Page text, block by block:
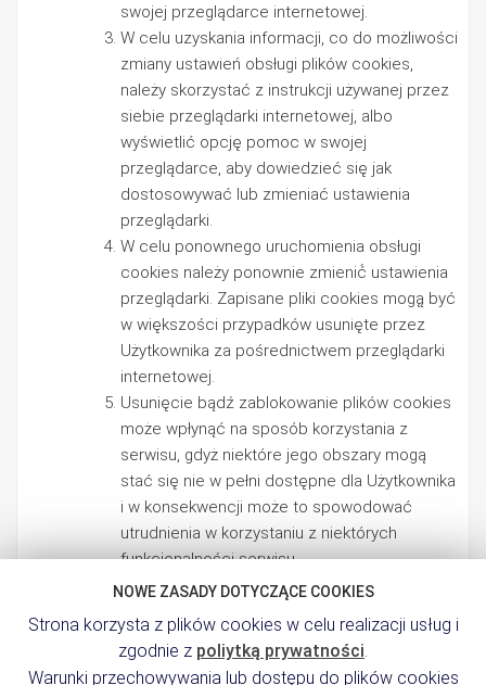
swojej przeglądarce internetowej.
W celu uzyskania informacji, co do możliwości
zmiany ustawień obsługi plików cookies,
należy skorzystać z instrukcji używanej przez
siebie przeglądarki internetowej, albo
wyświetlić opcję pomoc w swojej
przeglądarce, aby dowiedzieć się jak
dostosowywać lub zmieniać ustawienia
przeglądarki.
W celu ponownego uruchomienia obsługi
cookies należy ponownie zmienić́ ustawienia
przeglądarki. Zapisane pliki cookies mogą̨ być
w większości przypadków usunięte przez
Użytkownika za pośrednictwem przeglądarki
internetowej.
Usunięcie bądź zablokowanie plików cookies
może wpłynąć na sposób korzystania z
serwisu, gdyż niektóre jego obszary mogą
stać się nie w pełni dostępne dla Użytkownika
i w konsekwencji może to spowodować
utrudnienia w korzystaniu z niektórych
funkcjonalności serwisu.
NOWE ZASADY DOTYCZĄCE COOKIES
Strona korzysta z plików cookies w celu realizacji usług i
zgodnie z poliytką prywatności.
Warunki przechowywania lub dostępu do plików cookies